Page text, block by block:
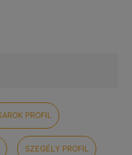
PROFIL
SZEGÉLY PROFIL